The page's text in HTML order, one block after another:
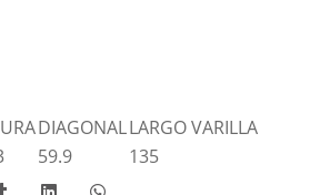
DIAGONALLARGO VARILLA
59.9 135